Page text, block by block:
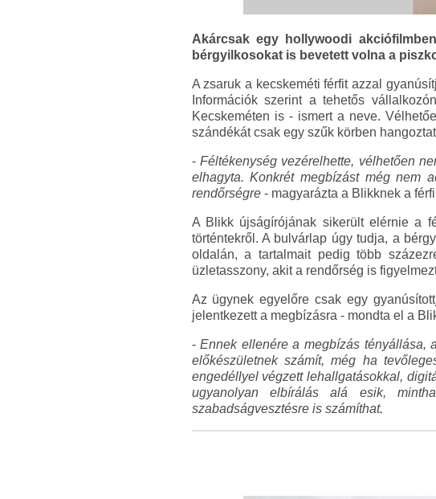
Akárcsak egy hollywoodi
bérgyilkosokat is bevetett volna a
A zsaruk a kecskeméti férfit azzal
Információk szerint a tehetős
Kecskeméten is - ismert a neve.
szándékát csak egy szűk körben
- Féltékenység vezérelhette, vélhetően
elhagyta. Konkrét megbízást még nem
rendőrségre- magyarázta a Blikknek a
A Blikk újságírójának sikerült elérnie a
történtekről. A bulvárlap úgy tudja, a
oldalán, a tartalmait pedig több
üzletasszony, akit a rendőrség is
Az ügynek egyelőre csak egy
jelentkezett a megbízásra - mondta el a
-Ennek ellenére a megbízás tényállása,
előkészületnek számít, még ha
engedéllyel végzett lehallgatásokkal,
ugyanolyan elbírálás alá esik,
szabadságvesztésre is számíthat.